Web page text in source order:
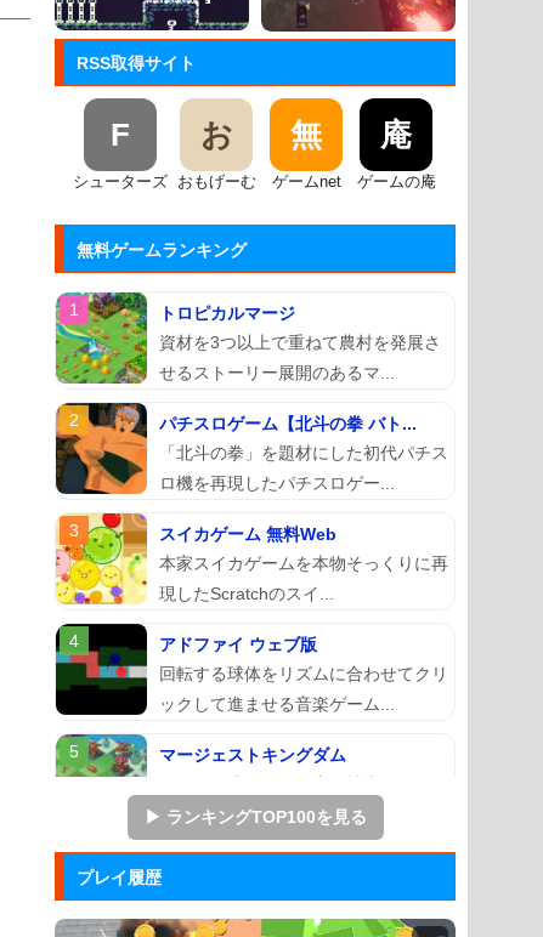
RSS取得サイト
F
シューターズ
お
おもげーむ
無
ゲームnet
庵
ゲームの庵
無料ゲームランキング
トロピカルマージ
資材を3つ以上で重ねて農村を発展さ
せるストーリー展開のあるマ...
パチスロゲーム【北斗の拳 バト...
「北斗の拳」を題材にした初代パチス
ロ機を再現したパチスロゲー...
スイカゲーム 無料Web
本家スイカゲームを本物そっくりに再
現したScratchのスイ...
アドファイ ウェブ版
回転する球体をリズムに合わせてクリ
ックして進ませる音楽ゲーム...
マージェストキングダム
建国シミュレーションゲーム...
ジュエルカラーリング
カラーパズルゲーム。
▶ ランキングTOP100を見る
プレイ履歴